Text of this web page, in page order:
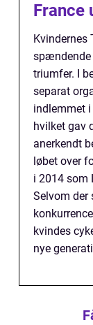
France
Kvindernes
spændende
triumfer. I
separat
indlemmet i
hvilket gav
anerkendt
løbet over
i 2014 som
Selvom der
kvindes
nye